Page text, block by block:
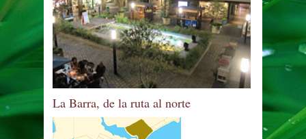
La Barra, de la ruta al norte